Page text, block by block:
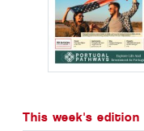
This week's edition